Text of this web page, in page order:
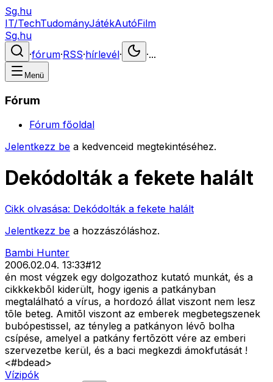
Sg.hu
IT/TechTudományJátékAutóFilm
Sg.hu
·fórum·RSS·hírlevél· ·...
Menü
Fórum
Fórum főoldal
Jelentkezz be a kedvenceid megtekintéséhez.
Dekódolták a fekete halált
Cikk olvasása: Dekódolták a fekete halált
Jelentkezz be a hozzászóláshoz.
Bambi Hunter
2006.02.04. 13:33#12
én most végzek egy dolgozathoz kutató munkát, és a
cikkkekbõl kiderült, hogy igenis a patkányban
megtalálható a vírus, a hordozó állat viszont nem lesz
tõle beteg. Amitõl viszont az emberek megbetegszenek
bubópestissel, az tényleg a patkányon lévõ bolha
csípése, amelyel a patkány fertõzött vére az emberi
szervezetbe kerül, és a baci megkezdi ámokfutását !
<#bdead>
Vízipók